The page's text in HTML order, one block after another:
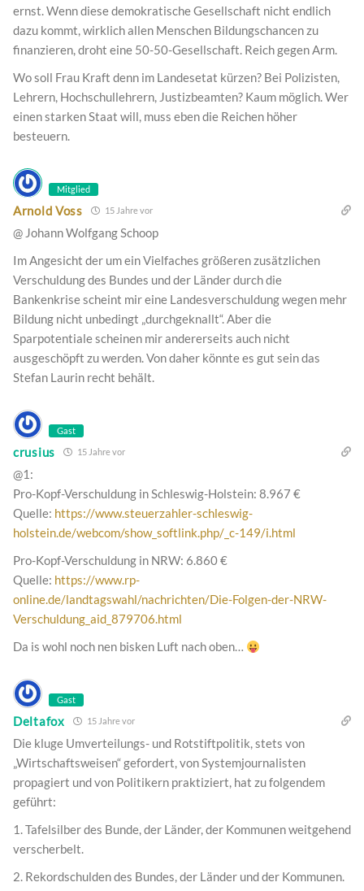
ernst. Wenn diese demokratische Gesellschaft nicht endlich
dazu kommt, wirklich allen Menschen Bildungschancen zu
finanzieren, droht eine 50-50-Gesellschaft. Reich gegen Arm.
Wo soll Frau Kraft denn im Landesetat kürzen? Bei Polizisten,
Lehrern, Hochschullehrern, Justizbeamten? Kaum möglich. Wer
einen starken Staat will, muss eben die Reichen höher
besteuern.
Mitglied
Arnold Voss 15 Jahre vor
@ Johann Wolfgang Schoop
Im Angesicht der um ein Vielfaches größeren zusätzlichen
Verschuldung des Bundes und der Länder durch die
Bankenkrise scheint mir eine Landesverschuldung wegen mehr
Bildung nicht unbedingt „durchgeknallt“. Aber die
Sparpotentiale scheinen mir andererseits auch nicht
ausgeschöpft zu werden. Von daher könnte es gut sein das
Stefan Laurin recht behält.
Gast
crusius 15 Jahre vor
@1:
Pro-Kopf-Verschuldung in Schleswig-Holstein: 8.967 €
Quelle: https://www.steuerzahler-schleswig-
holstein.de/webcom/show_softlink.php/_c-149/i.html
Pro-Kopf-Verschuldung in NRW: 6.860 €
Quelle: https://www.rp-
online.de/landtagswahl/nachrichten/Die-Folgen-der-NRW-
Verschuldung_aid_879706.html
Da is wohl noch nen bisken Luft nach oben…
Gast
Deltafox 15 Jahre vor
Die kluge Umverteilungs- und Rotstiftpolitik, stets von
„Wirtschaftsweisen“ gefordert, von Systemjournalisten
propagiert und von Politikern praktiziert, hat zu folgendem
geführt:
1. Tafelsilber des Bunde, der Länder, der Kommunen weitgehend
verscherbelt.
2. Rekordschulden des Bundes, der Länder und der Kommunen.